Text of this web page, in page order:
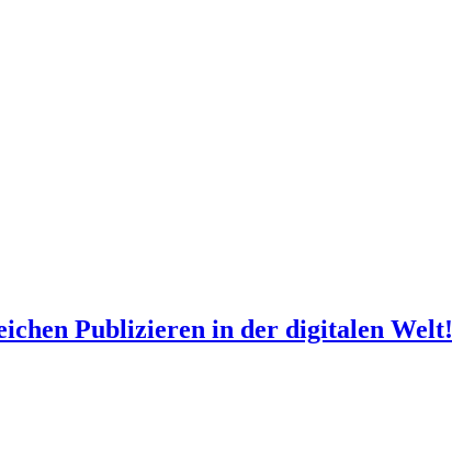
Publizieren in der digitalen Welt!